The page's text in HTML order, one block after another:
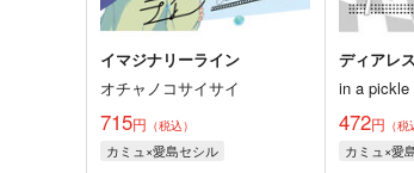
イマジナリーライン
オチャノコサイサイ
715円 （税込）
カミュ×愛島セシル
ディアレ
in a pickle
472円 （税
カミュ×愛